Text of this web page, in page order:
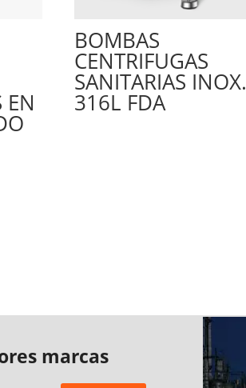
EN
BOMBAS
CENTRIFUGAS
SANITARIAS INOX.
316L FDA
marcas